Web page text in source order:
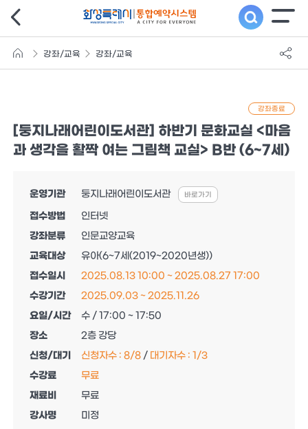
강좌/교육 강좌/교육
[둥지나래어린이도서관] 하반기 문화교실 <마음
과 생각을 활짝 여는 그림책 교실> B반 (6~7세)
강좌종료
운영기관 둥지나래어린이도서관 바로가기
접수방법
인터넷
강좌분류
인문교양교육
교육대상
유아(6~7세(2019~2020년생))
접수일시
2025.08.13 10:00 ~ 2025.08.27 17:00
수강기간
2025.09.03 ~ 2025.11.26
요일/시간
수 / 17:00 ~ 17:50
장소
2층 강당
신청/대기
신청자수 : 8/8 / 대기자수 : 1 /3
수강료
무료
재료비
무료
강사명
미정